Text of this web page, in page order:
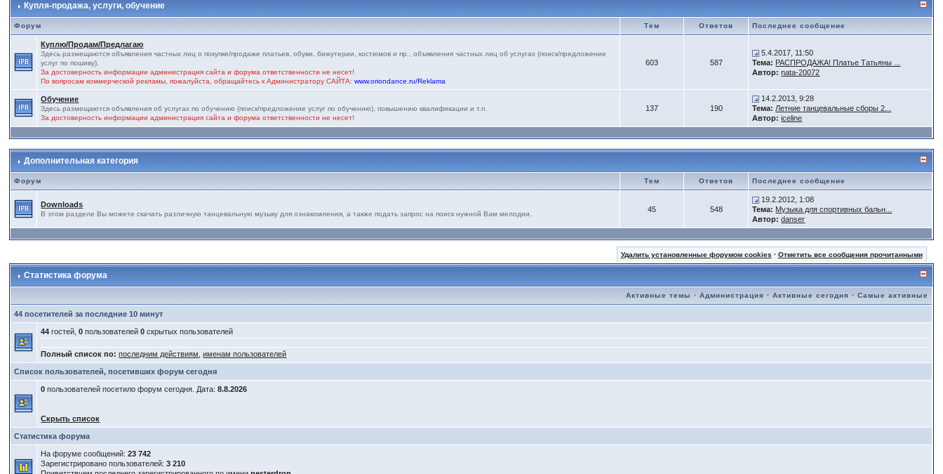
Купля-продажа, услуги, обучение
Форум Тем Ответов Последнее сообщение
Куплю/Продам/Предлагаю
Здесь размещаются объявления частных лиц о покупке/продаже платьев, обуви, бижутерии, костюмов и пр., объявления частных лиц об услугах (поиск/предложение
услуг по пошиву).
За достоверность информации администрация сайта и форума ответственности не несет!
По вопросам коммерческой рекламы, пожалуйста, обращайтесь к Администратору САЙТА:www.oriondance.ru/Reklama
603 587
5.4.2017, 11:50
Тема: РАСПРОДАЖА! Платье Татьяны ...
Автор: nata-20072
Обучение
Здесь размещаются объявления об услугах по обучению (поиск/предложение услуг по обучению), повышению квалификации и т.п.
За достоверность информации администрация сайта и форума ответственности не несет!
137 190
14.2.2013, 9:28
Тема: Летние танцевальные сборы 2...
Автор: iceline
Дополнительная категория
Форум Тем Ответов Последнее сообщение
Downloads
В этом разделе Вы можете скачать различную танцевальную музыку для ознакомления, а также подать запрос на поиск нужной Вам мелодии.
45 548
19.2.2012, 1:08
Тема: Музыка для спортивных бальн...
Автор: danser
Удалить установленные форумом cookies · Отметить все сообщения прочитанными
Статистика форума
Активные темы ·Администрация ·Активные сегодня ·Самые активные
44 посетителей за последние 10 минут
44 гостей,0 пользователей0 скрытых пользователей
Полный список по: последним действиям ,именам пользователей
Список пользователей, посетивших форум сегодня
0 пользователей посетило форум сегодня. Дата:8.8.2026
Скрыть список
Статистика форума
На форуме сообщений:23 742
Зарегистрировано пользователей:3 210